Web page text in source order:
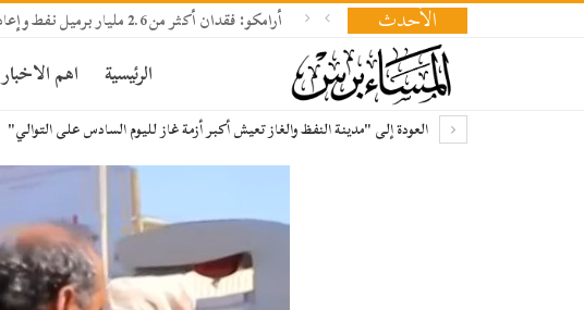
الأحدث أرامكو: فقدان أكثر من 2.6 مليار برميل نفط وإعادة بناء المخزونات تحتاج 18 شهرا
الرئيسية اهم الاخبار
العودة إلى "مدينة النفظ والغاز تعيش أكبر أزمة غاز لليوم السادس على التوالي"